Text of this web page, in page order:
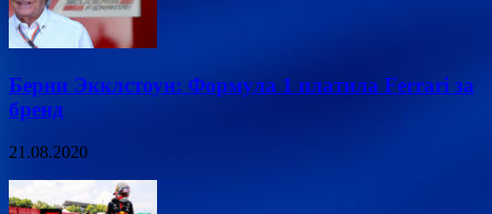
Берни Экклстоун: Формула 1 платила Ferrari за
бренд
21.08.2020